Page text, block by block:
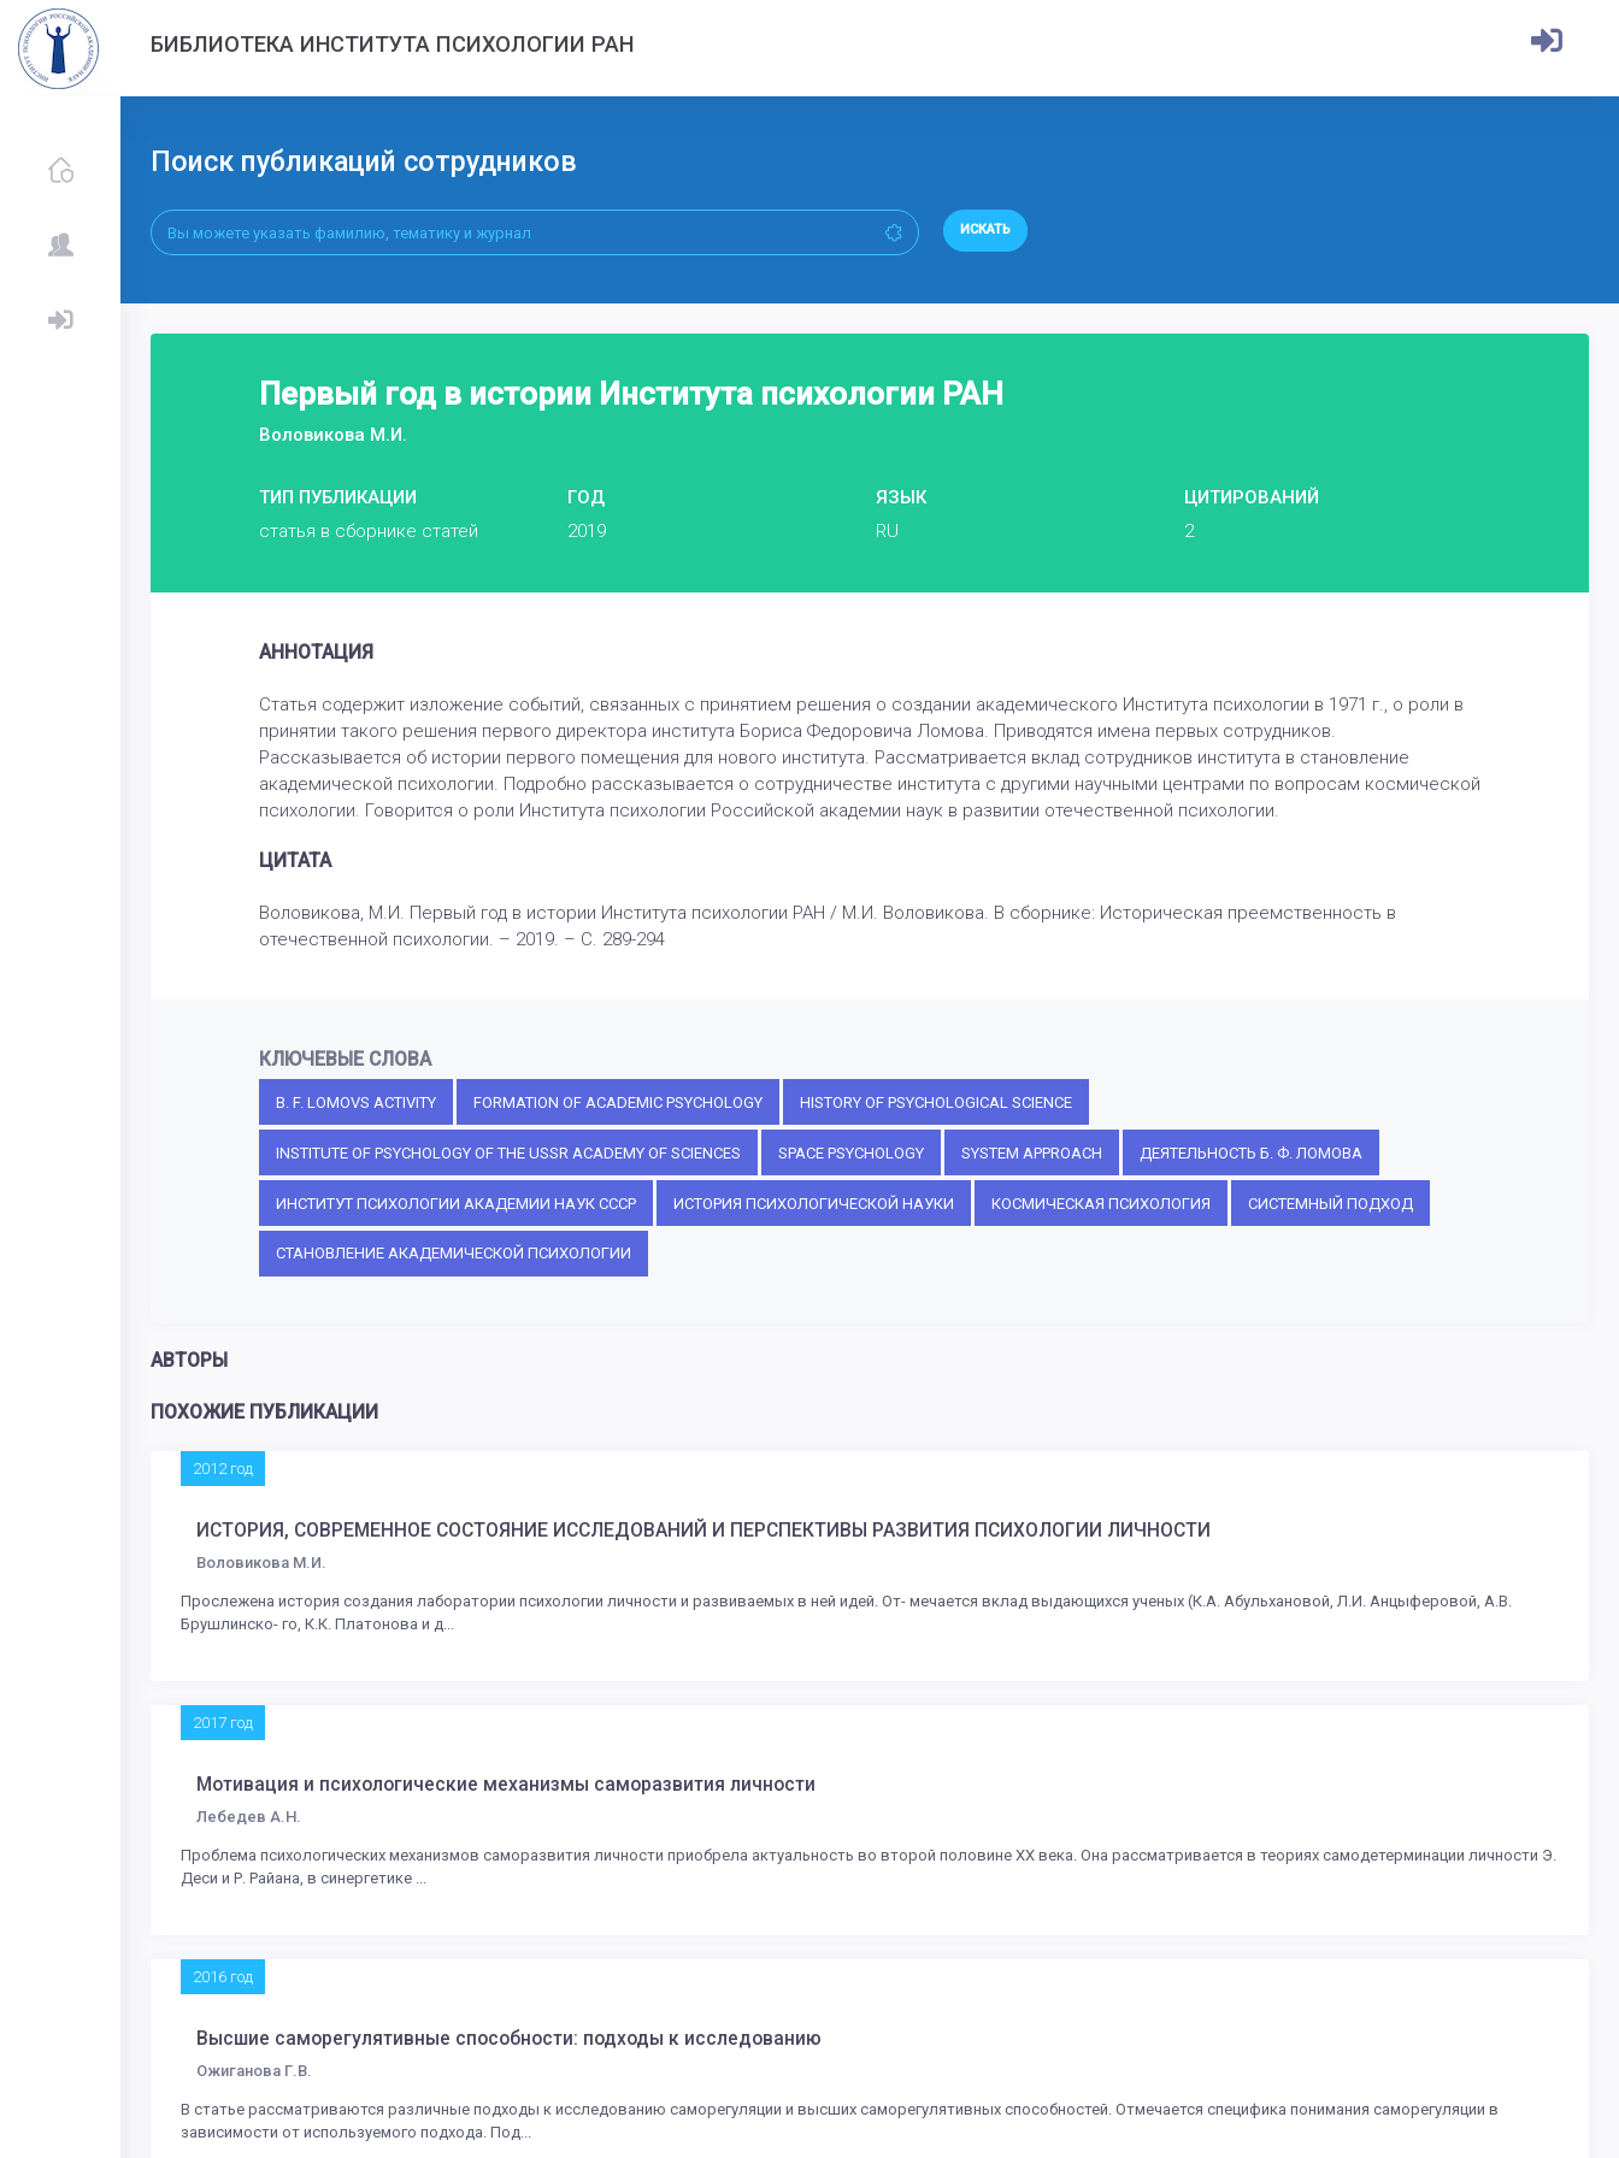
БИБЛИОТЕКА ИНСТИТУТА ПСИХОЛОГИИ РАН
Поиск публикаций сотрудников
ИСКАТЬ
Первый год в истории Института психологии РАН
Воловикова М.И.
ТИП ПУБЛИКАЦИИ
статья в сборнике статей
ГОД
2019
ЯЗЫК
RU
ЦИТИРОВАНИЙ
2
АННОТАЦИЯ
Статья содержит изложение событий, связанных с принятием решения о создании академического Института психологии в 1971 г., о роли в
принятии такого решения первого директора института Бориса Федоровича Ломова. Приводятся имена первых сотрудников.
Рассказывается об истории первого помещения для нового института. Рассматривается вклад сотрудников института в становление
академической психологии. Подробно рассказывается о сотрудничестве института с другими научными центрами по вопросам космической
психологии. Говорится о роли Института психологии Российской академии наук в развитии отечественной психологии.
ЦИТАТА
Воловикова, М.И. Первый год в истории Института психологии РАН / М.И. Воловикова. В сборнике: Историческая преемственность в
отечественной психологии. – 2019. – С. 289-294
КЛЮЧЕВЫЕ СЛОВА
B. F. LOMOVS ACTIVITY FORMATION OF ACADEMIC PSYCHOLOGY HISTORY OF PSYCHOLOGICAL SCIENCE
INSTITUTE OF PSYCHOLOGY OF THE USSR ACADEMY OF SCIENCES SPACE PSYCHOLOGY SYSTEM APPROACH ДЕЯТЕЛЬНОСТЬ Б. Ф. ЛОМОВА
ИНСТИТУТ ПСИХОЛОГИИ АКАДЕМИИ НАУК СССР ИСТОРИЯ ПСИХОЛОГИЧЕСКОЙ НАУКИ КОСМИЧЕСКАЯ ПСИХОЛОГИЯ СИСТЕМНЫЙ ПОДХОД
СТАНОВЛЕНИЕ АКАДЕМИЧЕСКОЙ ПСИХОЛОГИИ
АВТОРЫ
ПОХОЖИЕ ПУБЛИКАЦИИ
2012 год
ИСТОРИЯ, СОВРЕМЕННОЕ СОСТОЯНИЕ ИССЛЕДОВАНИЙ И ПЕРСПЕКТИВЫ РАЗВИТИЯ ПСИХОЛОГИИ ЛИЧНОСТИ
Воловикова М.И.
Прослежена история создания лаборатории психологии личности и развиваемых в ней идей. От- мечается вклад выдающихся ученых (К.А. Абульхановой, Л.И. Анцыферовой, А.В.
Брушлинско- го, К.К. Платонова и д...
2017 год
Мотивация и психологические механизмы саморазвития личности
Лебедев А.Н.
Проблема психологических механизмов саморазвития личности приобрела актуальность во второй половине ХХ века. Она рассматривается в теориях самодетерминации личности Э.
Деси и Р. Райана, в синергетике ...
2016 год
Высшие саморегулятивные способности: подходы к исследованию
Ожиганова Г.В.
В статье рассматриваются различные подходы к исследованию саморегуляции и высших саморегулятивных способностей. Отмечается специфика понимания саморегуляции в
зависимости от используемого подхода. Под...